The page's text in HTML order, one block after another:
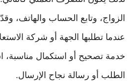
الزواج، وتابع الحساب والهاتف،
عندما تطلبها الجهة أو شركة
خدمة تصحيح أو استكمال مناسبة،
الطلب أو رسالة نجاح الإرسال.